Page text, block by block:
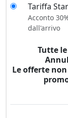
Tariffa
Acconto
dall'arrivo
Tutte
Le offerte